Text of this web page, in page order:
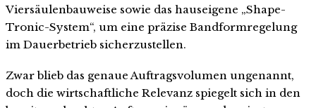
Viersäulenbauweise sowie das hauseigene „Shape-
Tronic-System“, um eine präzise Bandformregelung
im Dauerbetrieb sicherzustellen.
Zwar blieb das genaue Auftragsvolumen ungenannt,
doch die wirtschaftliche Relevanz spiegelt sich in den